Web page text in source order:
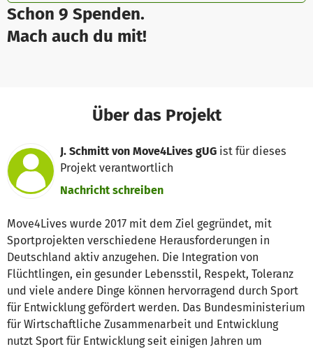
Schon 9 Spenden.
Mach auch du mit!
Über das Projekt
J. Schmitt von Move4Lives gUG ist für dieses
Projekt verantwortlich
Nachricht schreiben
Move4Lives wurde 2017 mit dem Ziel gegründet, mit
Sportprojekten verschiedene Herausforderungen in
Deutschland aktiv anzugehen. Die Integration von
Flüchtlingen, ein gesunder Lebensstil, Respekt, Toleranz
und viele andere Dinge können hervorragend durch Sport
für Entwicklung gefördert werden. Das Bundesministerium
für Wirtschaftliche Zusammenarbeit und Entwicklung
nutzt Sport für Entwicklung seit einigen Jahren um